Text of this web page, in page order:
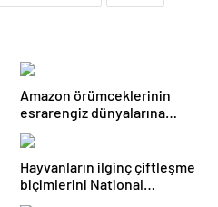
Amazon örümceklerinin
esrarengiz dünyalarına
Hayvanların ilginç çiftleşme
biçimlerini National